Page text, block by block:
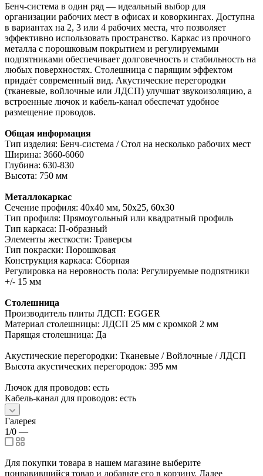
Бенч-система в один ряд — идеальный выбор для
организации рабочих мест в офисах и коворкингах. Доступна
в вариантах на 2, 3 или 4 рабочих места, что позволяет
эффективно использовать пространство. Каркас из прочного
металла с порошковым покрытием и регулируемыми
подпятниками обеспечивает долговечность и стабильность на
любых поверхностях. Столешница с парящим эффектом
придаёт современный вид. Акустические перегородки
(тканевые, войлочные или ЛДСП) улучшат звукоизоляцию, а
встроенные лючок и кабель-канал обеспечат удобное
размещение проводов.
Общая информация
Тип изделия: Бенч-система / Стол на несколько рабочих мест
Ширина: 3660-6060
Глубина: 630-830
Высота: 750 мм
Металлокаркас
Сечение профиля: 40х40 мм, 50х25, 60х30
Тип профиля: Прямоугольный или квадратный профиль
Тип каркаса: П-образный
Элементы жесткости: Траверсы
Тип покраски: Порошковая
Конструкция каркаса: Сборная
Регулировка на неровность пола: Регулируемые подпятники
+/- 15 мм
Столешница
Производитель плиты ЛДСП: EGGER
Материал столешницы: ЛДСП 25 мм с кромкой 2 мм
Парящая столешница: Да
Акустические перегородки: Тканевые / Войлочные / ЛДСП
Высота акустических перегородок: 395 мм
Лючок для проводов: есть
Кабель-канал для проводов: есть
Галерея
1/0 —
Для покупки товара в нашем магазине выберите
понравившийся товар и добавьте его в корзину. Далее